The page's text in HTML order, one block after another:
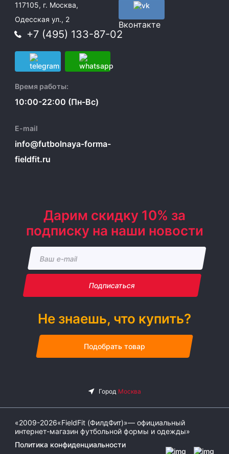
117105, г. Москва,
Одесская ул., 2
+7 (495) 133-87-02
Время работы:
10:00-22:00 (Пн-Вс)
E-mail
info@futbolnaya-forma-
fieldfit.ru
Вконтакте
Дарим скидку 10% за
подписку на наши новости
Подписаться
Не знаешь, что купить?
Подобрать товар
«2009-2026«FieldFit (ФилдФит)»— официальный
интернет-магазин футбольной формы и одежды»
Политика конфиденциальности